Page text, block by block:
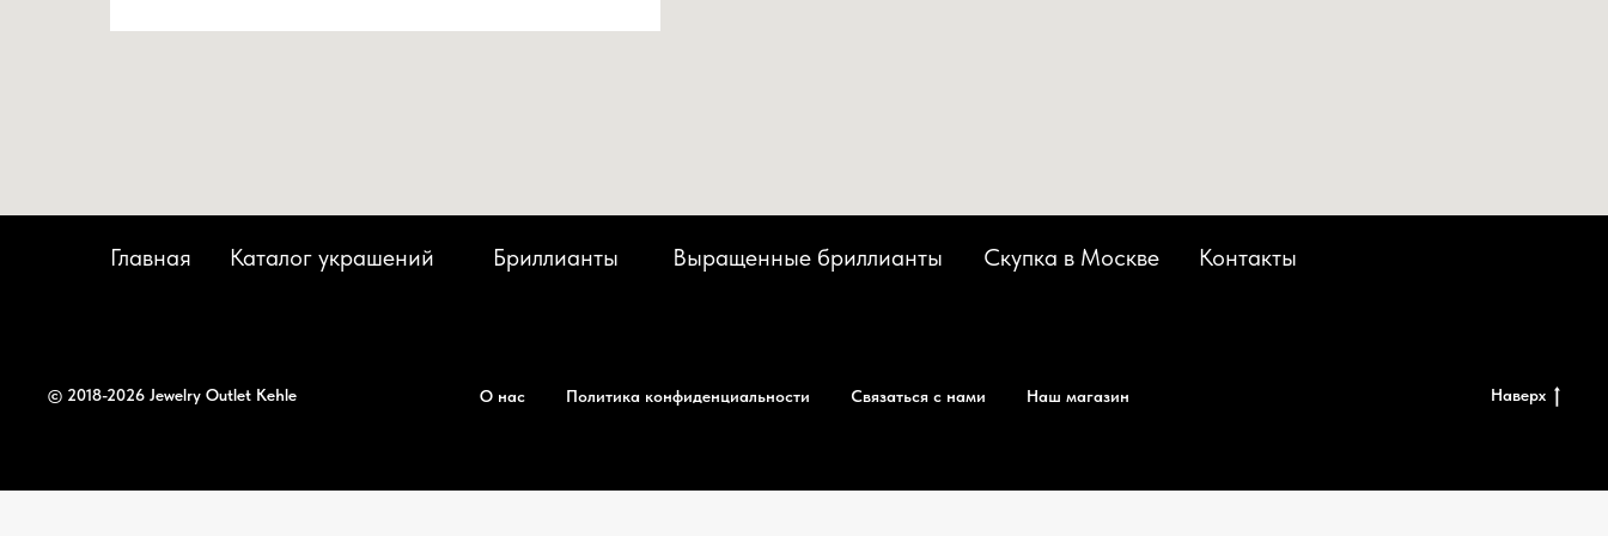
Главная Каталог украшений Контакты
Скупка в Москве
Выращенные бриллианты
Бриллианты
© 2018-2026 Jewelry Outlet Kehle О нас Политика конфиденциальности Связаться с нами Наш магазин Наверх